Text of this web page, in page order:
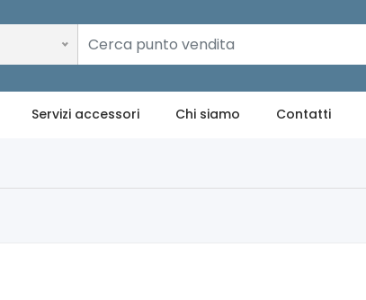
Servizi accessori Chi siamo Contatti